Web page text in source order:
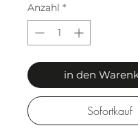
Anzahl *
in den
Sofortkauf